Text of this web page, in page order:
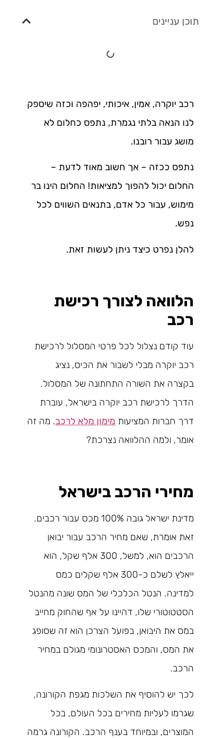
רכב יוקרה, אמין, איכותי, יפהפה וכזה שיספק
לנו הנאה בלתי נגמרת, נתפס כחלום לא
מושג עבור רובנו.
נתפס ככזה – אך חשוב מאוד לדעת –
החלום יכול להפוך למציאות! החלום הינו בר
מימוש, עבור כל אדם, בתנאים השווים לכל
נפש.
להלן נפרט כיצד ניתן לעשות זאת.
הלוואה לצורך רכישת
רכב
עוד קודם נצלול לכל פרטי המסלול לרכישת
רכב יוקרה מבלי לשבור את הכיס, נציג
בקצרה את השורה התחתונה של המסלול.
הדרך לרכישת רכב יוקרה בישראל, עוברת
דרך חברות המציעות מימון מלא לרכב. מה זה
אומר, ולמה ההלוואה נצרכת?
מחירי הרכב בישראל
מדינת ישראל גובה 100% מכס עבור רכבים.
זאת אומרת, שאם מחיר הרכב עבור יבואן
הרכבים הוא, למשל, 300 אלף שקל, הוא
ייאלץ לשלם כ-300 אלף שקלים כמס
למדינה. הנטל הכלכלי של המס שונה מהנטל
הסטטוטורי שלו, דהיינו על אף שהחוק מחייב
במס את היבואן, בפועל הצרכן הוא זה שסופג
את המס, והמכס האסטרונומי מגולם במחיר
הרכב.
לכך יש להוסיף את השלכות מגפת הקורונה,
שגרמו לעליות מחירים בכל העולם, בכל
המוצרים, ובמיוחד בענף הרכב. הקורונה גרמה
תוכן עניינים